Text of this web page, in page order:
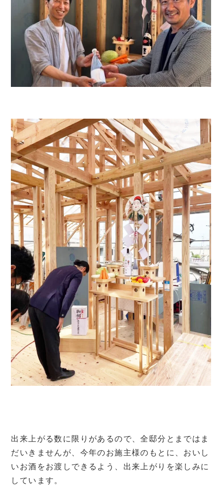
出来上がる数に限りがあるので、全邸分とまではま
だいきませんが、今年のお施主様のもとに、おいし
いお酒をお渡しできるよう、出来上がりを楽しみに
しています。